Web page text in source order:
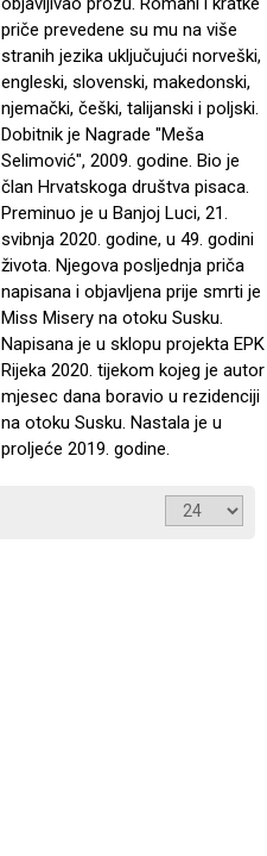
priče prevedene su mu na više
stranih jezika uključujući norveški,
engleski, slovenski, makedonski,
njemački, češki, talijanski i poljski.
Dobitnik je Nagrade "Meša
Selimović", 2009. godine. Bio je
član Hrvatskoga društva pisaca.
Preminuo je u Banjoj Luci, 21.
svibnja 2020. godine, u 49. godini
života. Njegova posljednja priča
napisana i objavljena prije smrti je
Miss Misery na otoku Susku.
Napisana je u sklopu projekta EPK
Rijeka 2020. tijekom kojeg je autor
mjesec dana boravio u rezidenciji
na otoku Susku. Nastala je u
proljeće 2019. godine.